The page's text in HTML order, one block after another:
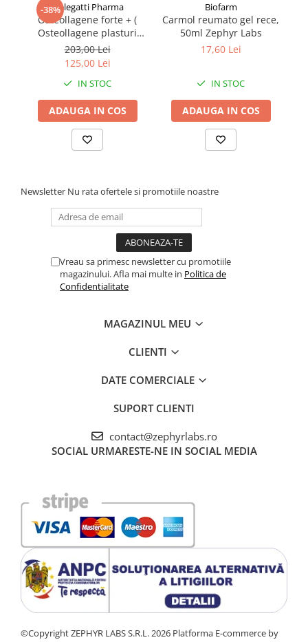
-38%Melegatti Pharma
Osteollagene forte + (
Osteollagene plasturi
gratuit )
203,00 Lei
125,00 Lei
IN STOC
ADAUGA IN COS
Biofarm
Carmol reumato gel rece,
50ml Zephyr Labs
17,60 Lei
IN STOC
ADAUGA IN COS
Newsletter Nu rata ofertele si promotiile noastre
Vreau sa primesc newsletter cu promotiile
magazinului. Afla mai multe in Politica de
Confidentialitate
MAGAZINUL MEU
CLIENTI
DATE COMERCIALE
SUPORT CLIENTI
contact@zephyrlabs.ro
SOCIAL URMARESTE-NE IN SOCIAL MEDIA
©Copyright ZEPHYR LABS S.R.L. 2026 Platforma E-commerce by